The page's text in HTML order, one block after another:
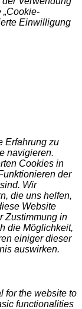
Einwilligung
Erfahrung zu
navigieren.
Cookies in
der
Wir
die uns helfen,
Website
Zustimmung in
die Möglichkeit,
einiger dieser
auswirken.
for the website to
functionalities